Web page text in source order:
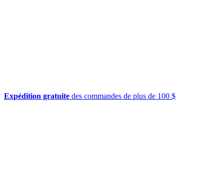
Expédition gratuite des commandes de plus de 100 $